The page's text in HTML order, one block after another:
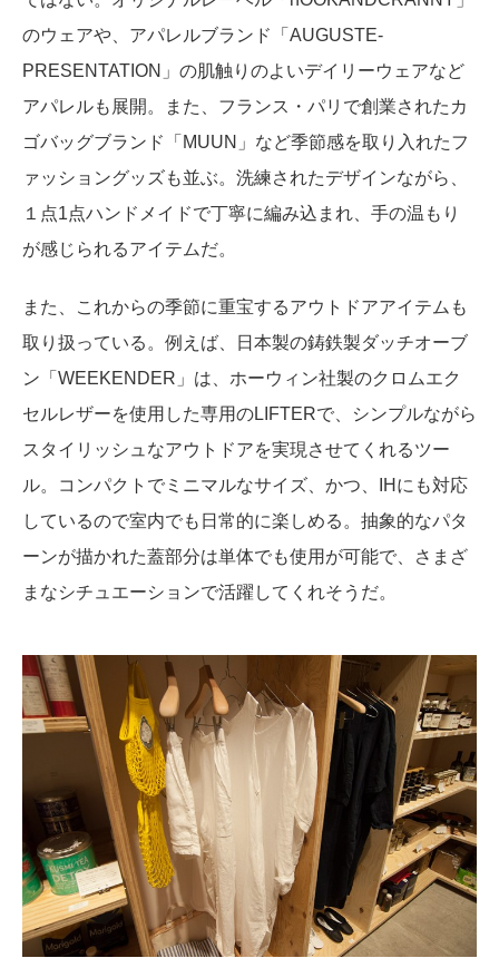
のウェアや、アパレルブランド「AUGUSTE-
PRESENTATION」の肌触りのよいデイリーウェアなど
アパレルも展開。また、フランス・パリで創業されたカ
ゴバッグブランド「MUUN」など季節感を取り入れたフ
ァッショングッズも並ぶ。洗練されたデザインながら、
１点1点ハンドメイドで丁寧に編み込まれ、手の温もり
が感じられるアイテムだ。
また、これからの季節に重宝するアウトドアアイテムも
取り扱っている。例えば、日本製の鋳鉄製ダッチオーブ
ン「WEEKENDER」は、ホーウィン社製のクロムエク
セルレザーを使用した専用のLIFTERで、シンプルながら
スタイリッシュなアウトドアを実現させてくれるツー
ル。コンパクトでミニマルなサイズ、かつ、IHにも対応
しているので室内でも日常的に楽しめる。抽象的なパタ
ーンが描かれた蓋部分は単体でも使用が可能で、さまざ
まなシチュエーションで活躍してくれそうだ。